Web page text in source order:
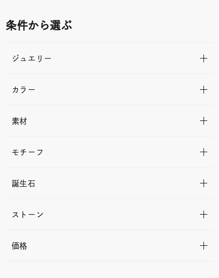
条件から選ぶ
ジュエリー
カラー
素材
モチーフ
誕生石
ストーン
価格